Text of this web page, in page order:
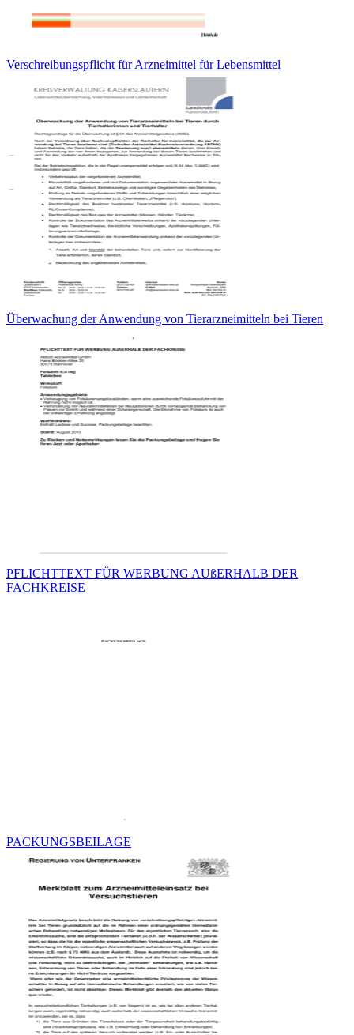
Verschreibungspflicht für Arzneimittel für Lebensmittel
Überwachung der Anwendung von Tierarzneimitteln bei Tieren
PFLICHTTEXT FÜR WERBUNG AUßERHALB DER
FACHKREISE
PACKUNGSBEILAGE